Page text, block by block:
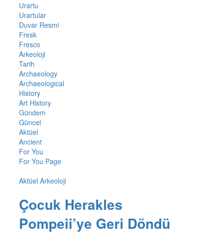
Urartu
Urartular
Duvar Resmi
Fresk
Fresco
Arkeoloji
Tarih
Archaeology
Archaeological
History
Art History
Gündem
Güncel
Aktüel
Ancient
For You
For You Page
Aktüel Arkeoloji
Çocuk Herakles
Pompeii’ye Geri Döndü